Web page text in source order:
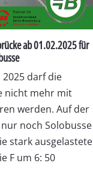
ab 01.02.2025 für
2025 darf die
nicht mehr mit
werden. Auf der
noch Solobusse
stark ausgelastete
F um 6: 50